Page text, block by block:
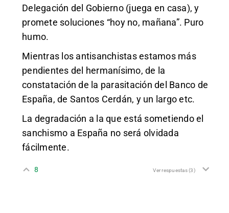
Delegación del Gobierno (juega en casa), y
promete soluciones “hoy no, mañana”. Puro
humo.
Mientras los antisanchistas estamos más
pendientes del hermanísimo, de la
constatación de la parasitación del Banco de
España, de Santos Cerdán, y un largo etc.
La degradación a la que está sometiendo el
sanchismo a España no será olvidada
fácilmente.
8 Ver respuestas(3)